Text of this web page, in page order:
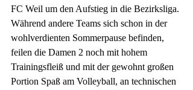
FC Weil um den Aufstieg in die Bezirksliga.
Während andere Teams sich schon in der
wohlverdienten Sommerpause befinden,
feilen die Damen 2 noch mit hohem
Trainingsfleiß und mit der gewohnt großen
Portion Spaß am Volleyball, an technischen